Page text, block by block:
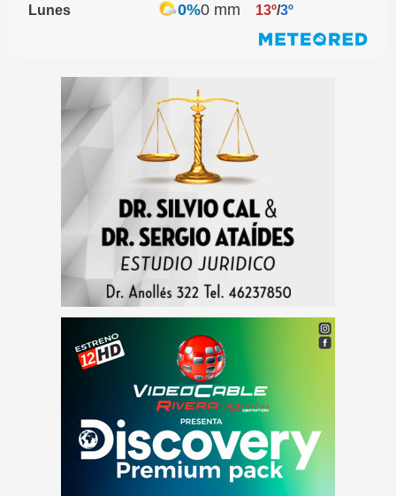
Lunes
0%0 mm 13º/3º